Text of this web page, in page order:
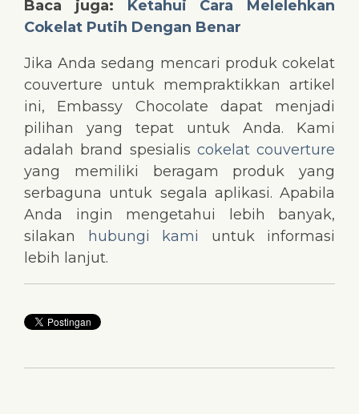
Baca juga:
Ketahui Cara Melelehkan
Cokelat Putih Dengan Benar
Jika Anda sedang mencari produk cokelat
couverture untuk mempraktikkan artikel
ini, Embassy Chocolate dapat menjadi
pilihan yang tepat untuk Anda. Kami
adalah brand spesialis cokelat couverture
yang memiliki beragam produk yang
serbaguna untuk segala aplikasi. Apabila
Anda ingin mengetahui lebih banyak,
silakan
hubungi kami untuk informasi
lebih lanjut.